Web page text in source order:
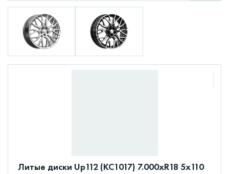
Литые диски Up112 (КС1017) 7.000xR18 5x110